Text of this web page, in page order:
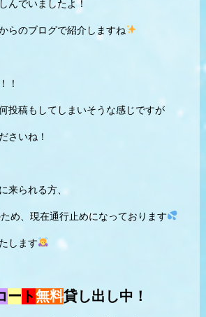
んでいましたよ！
らのブログで紹介しますね
！
投稿もしてしまいそうな感じですが
さいね！
来られる方、
め、現在通行止めになっております
します
ー ト無料貸し出し中！